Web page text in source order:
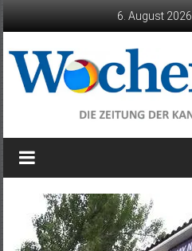
6. August 2026
Wochenblatt
die
Kanarischen
Inseln